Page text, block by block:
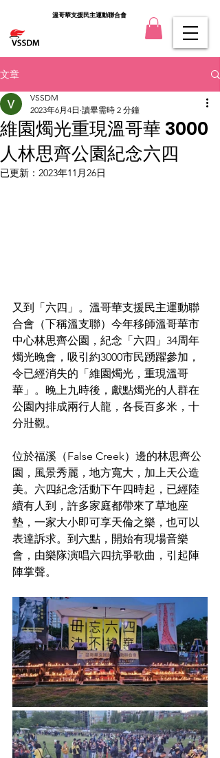
溫哥華支援民主運動聯合會
文章
維園燭光重現溫哥華 3000
人林思齊公園紀念六四
VSSDM
2023年6月4日 讀畢需時 2 分鐘
已更新： 2023年11月26日
又到「六四」。溫哥華支援民主運動聯
合會（下稱溫支聯）今年移師溫哥華市
中心林思齊公園，紀念「六四」34周年
燭光晚會，吸引約3000市民踴躍參加，
令已經消失的「維園燭光，重現溫哥
華」。晚上九時後，獻點燭光的人群在
公園內排成兩行人龍，各長百多米，十
分壯觀。
位於福溪（False Creek）邊的林思齊公
園，風景秀麗，地方寬大，加上天公造
美。六四紀念活動下午四時起，已經陸
續有人到，許多家庭都帶來了草地座
墊，一家大小即可享天倫之樂，也可以
表達訴求。到六點，開始有現場音樂
會，由樂隊演唱六四抗爭歌曲，引起陣
陣掌聲。